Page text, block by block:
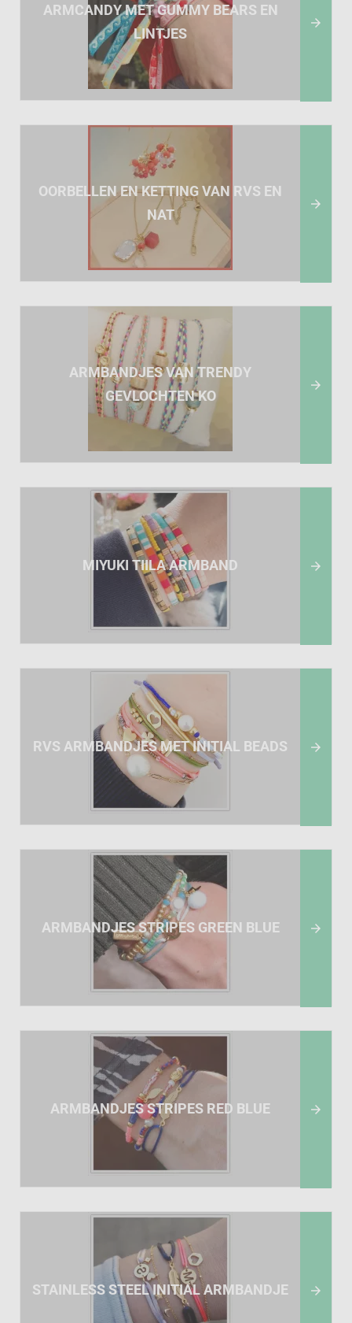
ARMCANDY MET GUMMY BEARS EN
LINTJES

OORBELLEN EN KETTING VAN RVS EN
NAT

ARMBANDJES VAN TRENDY
GEVLOCHTEN KO

MIYUKI TIILA ARMBAND 
RVS ARMBANDJES MET INITIAL BEADS 
ARMBANDJES STRIPES GREEN BLUE 
ARMBANDJES STRIPES RED BLUE 
STAINLESS STEEL INITIAL ARMBANDJE 